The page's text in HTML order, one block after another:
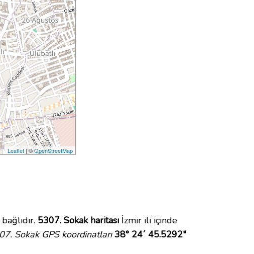
Leaflet | ©OpenStreetMap
5307. Sokak haritası İzmir ili içinde
Sokak GPS koordinatları 38° 24´ 45.5292"